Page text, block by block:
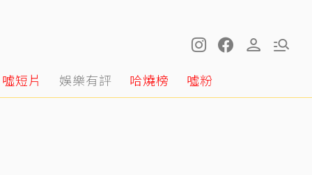
噓短片 娛樂有評 哈燒榜 噓粉